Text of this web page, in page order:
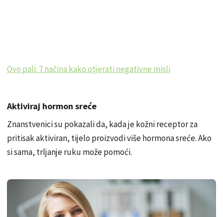
Ovo pali: 7 načina kako otjerati negativne misli
Aktiviraj hormon sreće
Znanstvenici su pokazali da, kada je kožni receptor za
pritisak aktiviran, tijelo proizvodi više hormona sreće. Ako
si sama, trljanje ruku može pomoći.